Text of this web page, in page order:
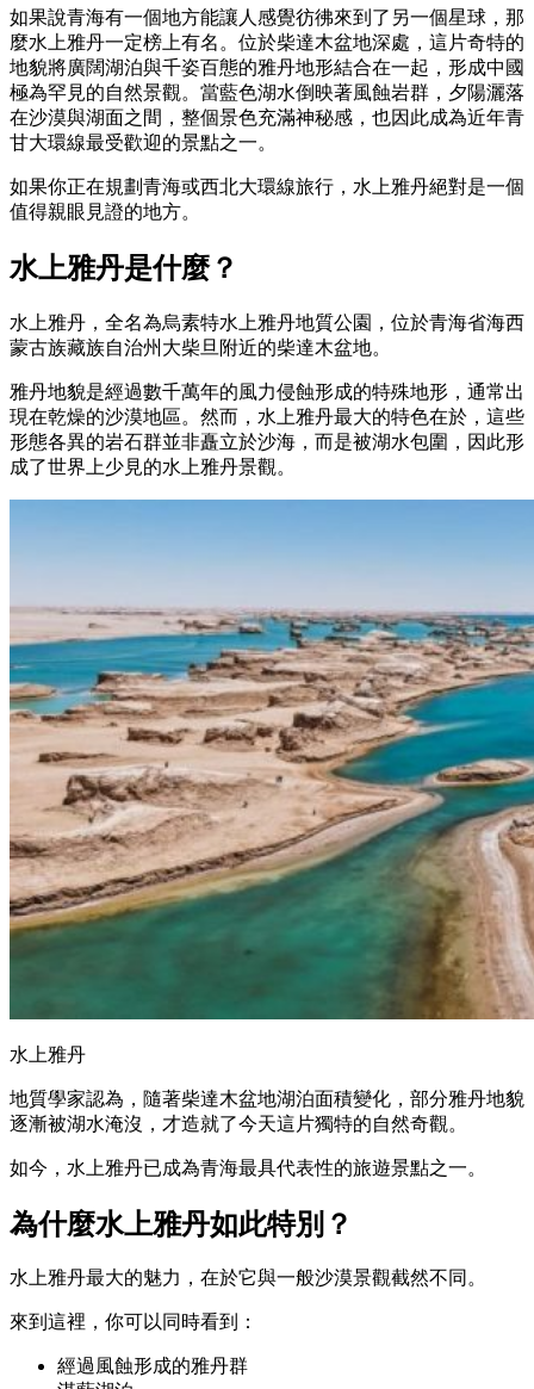
如果說青海有一個地方能讓人感覺彷彿來到了另一個星球，那
麼水上雅丹一定榜上有名。位於柴達木盆地深處，這片奇特的
地貌將廣闊湖泊與千姿百態的雅丹地形結合在一起，形成中國
極為罕見的自然景觀。當藍色湖水倒映著風蝕岩群，夕陽灑落
在沙漠與湖面之間，整個景色充滿神秘感，也因此成為近年青
甘大環線最受歡迎的景點之一。
如果你正在規劃青海或西北大環線旅行，水上雅丹絕對是一個
值得親眼見證的地方。
水上雅丹是什麼？
水上雅丹，全名為烏素特水上雅丹地質公園，位於青海省海西
蒙古族藏族自治州大柴旦附近的柴達木盆地。
雅丹地貌是經過數千萬年的風力侵蝕形成的特殊地形，通常出
現在乾燥的沙漠地區。然而，水上雅丹最大的特色在於，這些
形態各異的岩石群並非矗立於沙海，而是被湖水包圍，因此形
成了世界上少見的水上雅丹景觀。
水上雅丹
地質學家認為，隨著柴達木盆地湖泊面積變化，部分雅丹地貌
逐漸被湖水淹沒，才造就了今天這片獨特的自然奇觀。
如今，水上雅丹已成為青海最具代表性的旅遊景點之一。
為什麼水上雅丹如此特別？
水上雅丹最大的魅力，在於它與一般沙漠景觀截然不同。
來到這裡，你可以同時看到：
經過風蝕形成的雅丹群